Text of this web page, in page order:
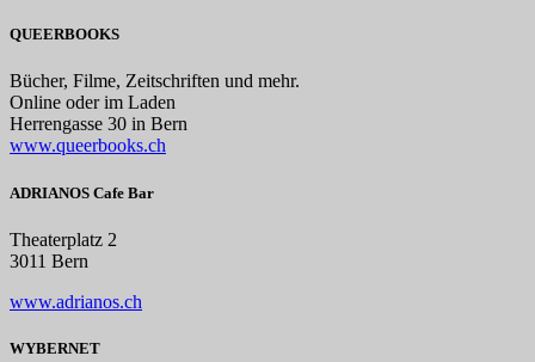
QUEERBOOKS
Bücher, Filme, Zeitschriften und mehr.
Online oder im Laden
Herrengasse 30 in Bern
www.queerbooks.ch
ADRIANOS Cafe Bar
Theaterplatz 2
3011 Bern
www.adrianos.ch
WYBERNET